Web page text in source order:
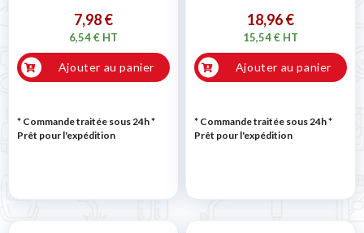
7,98 €
6,54 € HT
Ajouter au panier
* Commande traitée sous 24h*
Prêt pour l'expédition
18,96 €
15,54 € HT
Ajouter au panier
* Commande traitée sous 24h*
Prêt pour l'expédition